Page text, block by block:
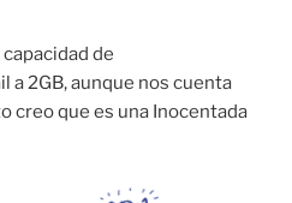
de
a 2GB, aunque nos cuenta
creo que es una Inocentada